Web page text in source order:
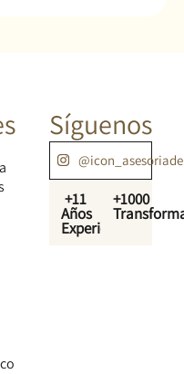
Síguenos
+11
Años
Experiencia
+1000